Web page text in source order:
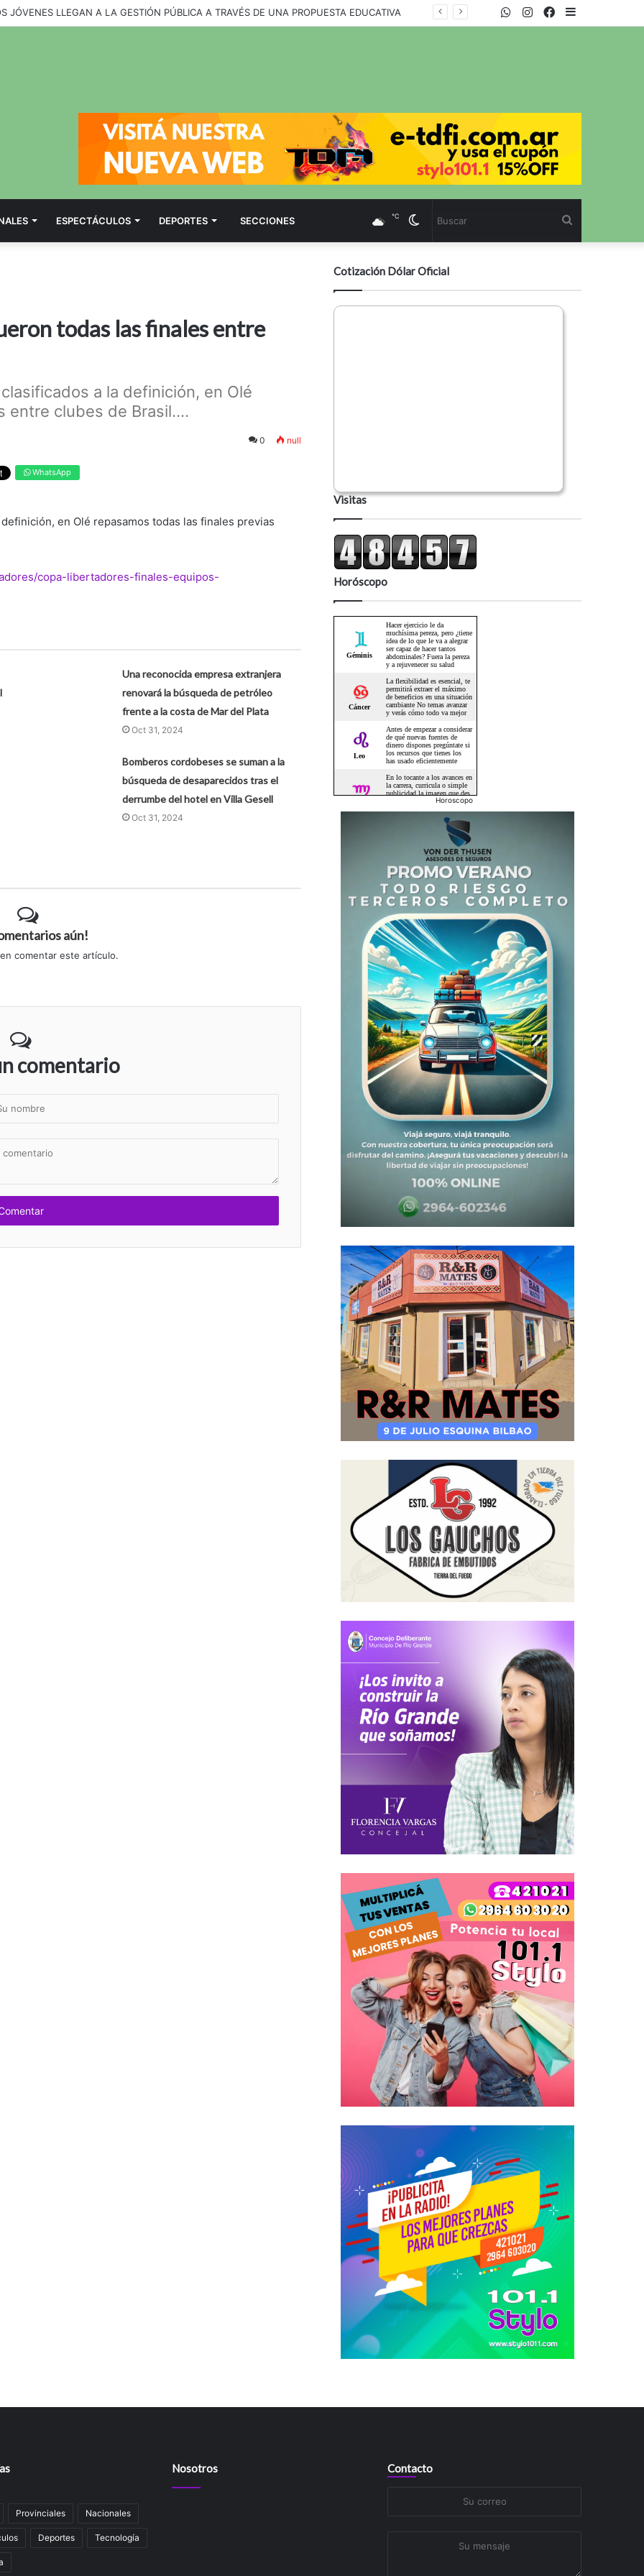
JÓVENES LLEGAN A LA GESTIÓN PÚBLICA A TRAVÉS DE UNA PROPUESTA EDUCATIVA Facebook
Twitter
Instagram
WhatsApp
ESPECTÁCULOS DEPORTES SECCIONES Cambiar
modo
℃
todas las finales entre
a la definición, en Olé
entre clubes de Brasil....
0 null
WhatsApp
en Olé repasamos todas las finales previas
copa-libertadores-finales-equipos-
Una reconocida empresa extranjera
renovará la búsqueda de petróleo
frente a la costa de Mar del Plata
Oct 31, 2024
Bomberos cordobeses se suman a la
búsqueda de desaparecidos tras el
derrumbe del hotel en Villa Gesell
Oct 31, 2024
aún!
comentar este artículo.
comentario
Cotización Dólar Oficial
Visitas
Horóscopo
Horoscopo
Provinciales Nacionales
Deportes Tecnología
Nosotros Contacto